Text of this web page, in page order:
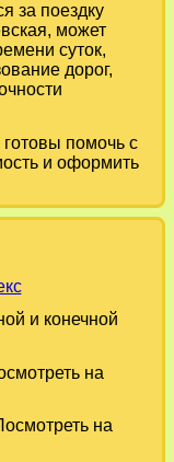
за поездку
, может
суток,
дорог,
помочь с
и оформить
и конечной
на
на